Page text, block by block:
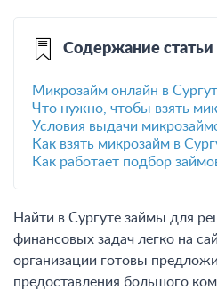
Содержание статьи
Микрозайм онлайн в
Что нужно, чтобы взять
Условия выдачи
Как взять микрозайм в
Как работает подбор
Найти в Сургуте займы для
финансовых задач легко на
организации готовы
предоставления большого